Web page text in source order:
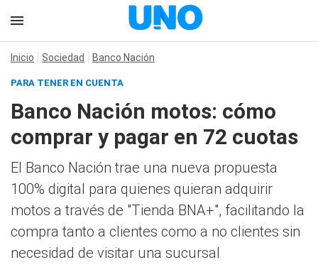
Inicio Sociedad Banco Nación
PARA TENER EN CUENTA
Banco Nación motos: cómo
comprar y pagar en 72 cuotas
El Banco Nación trae una nueva propuesta
100% digital para quienes quieran adquirir
motos a través de "Tienda BNA+", facilitando la
compra tanto a clientes como a no clientes sin
necesidad de visitar una sucursal